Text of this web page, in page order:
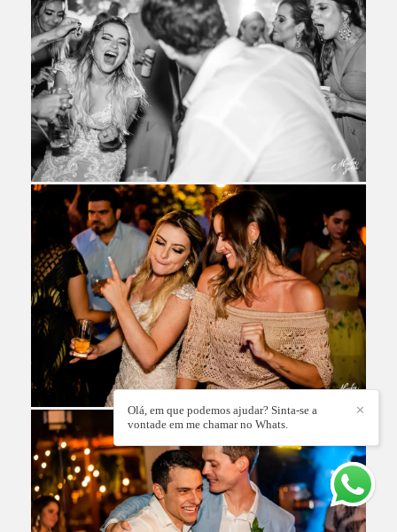
✕
Olá, em que podemos ajudar? Sinta-se a
vontade em me chamar no Whats.